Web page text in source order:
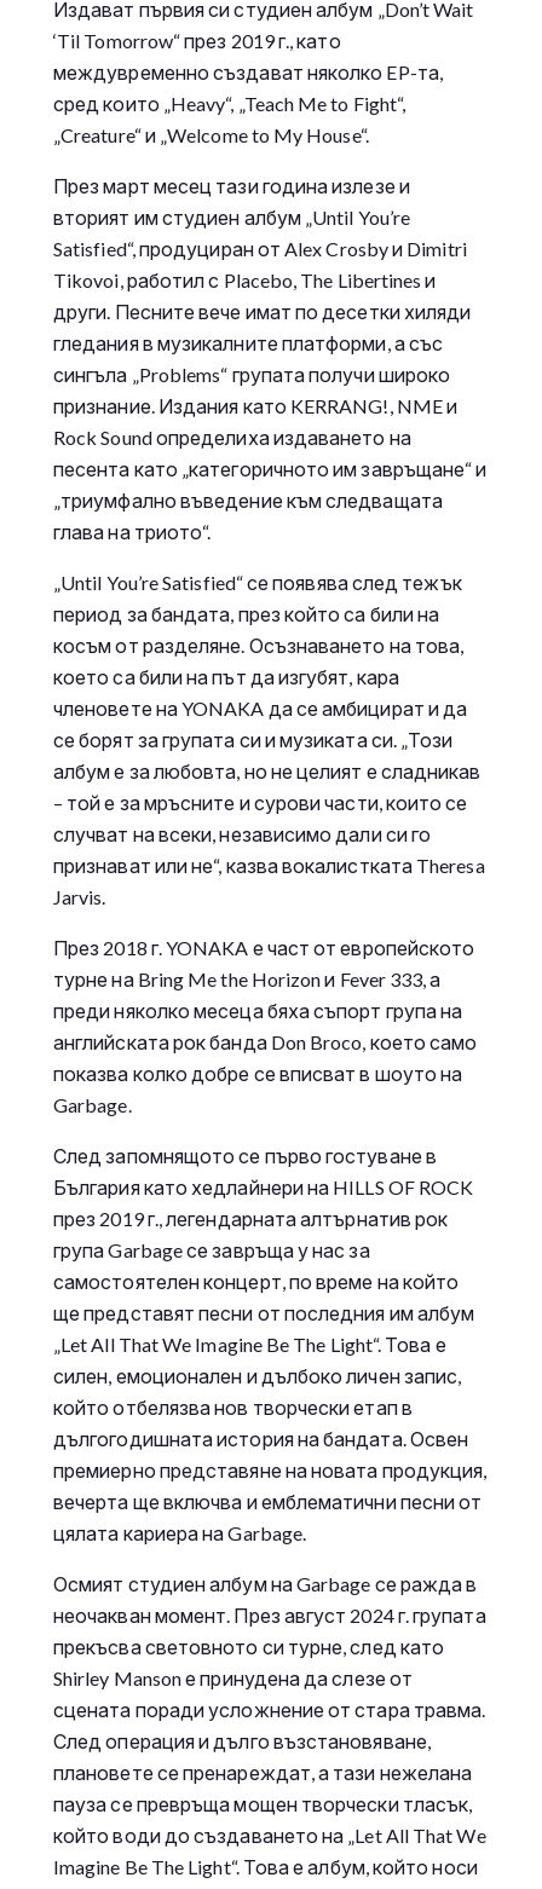
Издават първия си студиен албум „Don’t Wait
‘Til Tomorrow“ през 2019 г., като
междувременно създават няколко EP-та,
сред които „Heavy“, „Teach Me to Fight“,
„Creature“ и „Welcome to My House“.
През март месец тази година излезе и
вторият им студиен албум „Until You’re
Satisfied“, продуциран от Alex Crosby и Dimitri
Tikovoi, работил с Placebo, The Libertines и
други. Песните вече имат по десетки хиляди
гледания в музикалните платформи, а със
сингъла „Problems“ групата получи широко
признание. Издания като KERRANG!, NME и
Rock Sound определиха издаването на
песента като „категоричното им завръщане“ и
„триумфално въведение към следващата
глава на триото“.
„Until You’re Satisfied“ се появява след тежък
период за бандата, през който са били на
косъм от разделяне. Осъзнаването на това,
което са били на път да изгубят, кара
членовете на YONAKA да се амбицират и да
се борят за групата си и музиката си. „Този
албум е за любовта, но не целият е сладникав
– той е за мръсните и сурови части, които се
случват на всеки, независимо дали си го
признават или не“, казва вокалистката Theresa
Jarvis.
През 2018 г. YONAKA е част от европейското
турне на Bring Me the Horizon и Fever 333, а
преди няколко месеца бяха съпорт група на
английската рок банда Don Broco, което само
показва колко добре се вписват в шоуто на
Garbage.
След запомнящото се първо гостуване в
България като хедлайнери на HILLS OF ROCK
през 2019 г., легендарната алтърнатив рок
група Garbage се завръща у нас за
самостоятелен концерт, по време на който
ще представят песни от последния им албум
„Let All That We Imagine Be The Light“. Това е
силен, емоционален и дълбоко личен запис,
който отбелязва нов творчески етап в
дългогодишната история на бандата. Освен
премиерно представяне на новата продукция,
вечерта ще включва и емблематични песни от
цялата кариера на Garbage.
Осмият студиен албум на Garbage се ражда в
неочакван момент. През август 2024 г. групата
прекъсва световното си турне, след като
Shirley Manson е принудена да слезе от
сцената поради усложнение от стара травма.
След операция и дълго възстановяване,
плановете се пренареждат, а тази нежелана
пауза се превръща мощен творчески тласък,
който води до създаването на „Let All That We
Imagine Be The Light“. Това е албум, който носи